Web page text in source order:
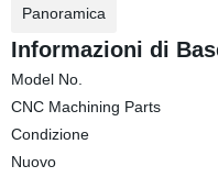
Panoramica
Informazioni di
Model No.
CNC Machining Parts
Condizione
Nuovo